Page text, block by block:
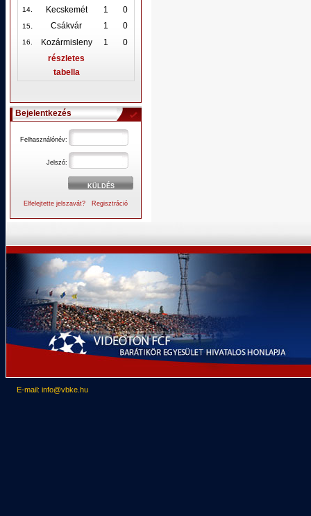
14. Kecskemét 1 0
15. Csákvár 1 0
16. Kozármisleny 1
0
részletes
tabella
Bejelentkezés
Felhasználónév:
Jelszó:
Elfelejtette jelszavát? Regisztráció
E-mail: info@vbke.hu